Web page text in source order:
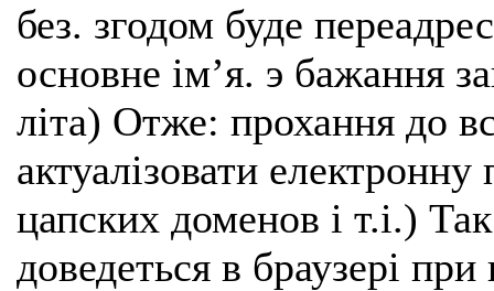
без. згодом буде
основне імʼя. э бажання
літа) Отже: прохання до
актуалізовати
цапских доменов і т.і.)
доведеться в браузері